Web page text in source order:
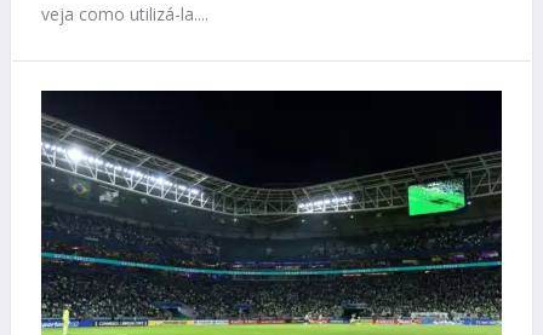
veja como utilizá-la....